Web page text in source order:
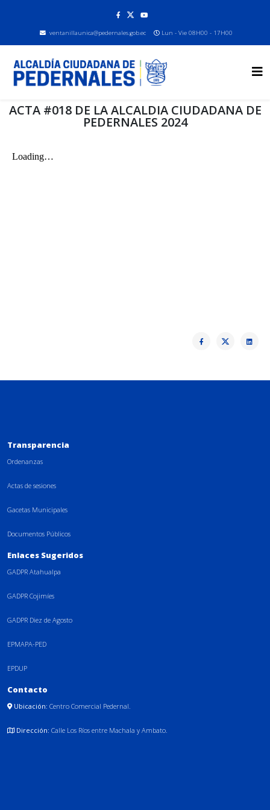
ventanillaunica@pedernales.gob.ec Lun - Vie 08H00 - 17H00
ACTA #018 DE LA ALCALDIA CIUDADANA DE
PEDERNALES 2024
Transparencia
Ordenanzas
Actas de sesiones
Gacetas Municipales
Documentos Públicos
Enlaces Sugeridos
GADPR Atahualpa
GADPR Cojimíes
GADPR Diez de Agosto
EPMAPA-PED
EPDUP
Contacto
Ubicación: Centro Comercial Pedernal.
Dirección: Calle Los Ríos entre Machala y Ambato.